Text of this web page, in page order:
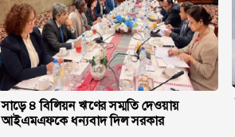
সাড়ে ৪ বিলিয়ন ঋণের সম্মতি দেওয়ায়
আইএমএফকে ধন্যবাদ দিল সরকার